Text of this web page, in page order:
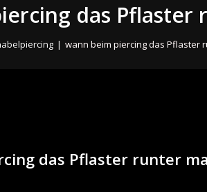
das Pflaster
| wann beim piercing das Pflaster
das Pflaster runter